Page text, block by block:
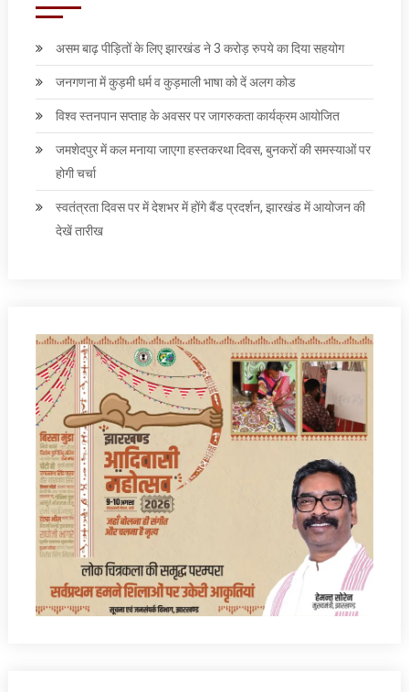
असम बाढ़ पीड़ितों के लिए झारखंड ने 3 करोड़ रुपये का दिया सहयोग
जनगणना में कुड़मी धर्म व कुड़माली भाषा को दें अलग कोड
विश्व स्तनपान सप्ताह के अवसर पर जागरुकता कार्यक्रम आयोजित
जमशेदपुर में कल मनाया जाएगा हस्तकरथा दिवस, बुनकरों की समस्याओं पर
होगी चर्चा
स्वतंत्रता दिवस पर में देशभर में होंगे बैंड प्रदर्शन, झारखंड में आयोजन की
देखें तारीख